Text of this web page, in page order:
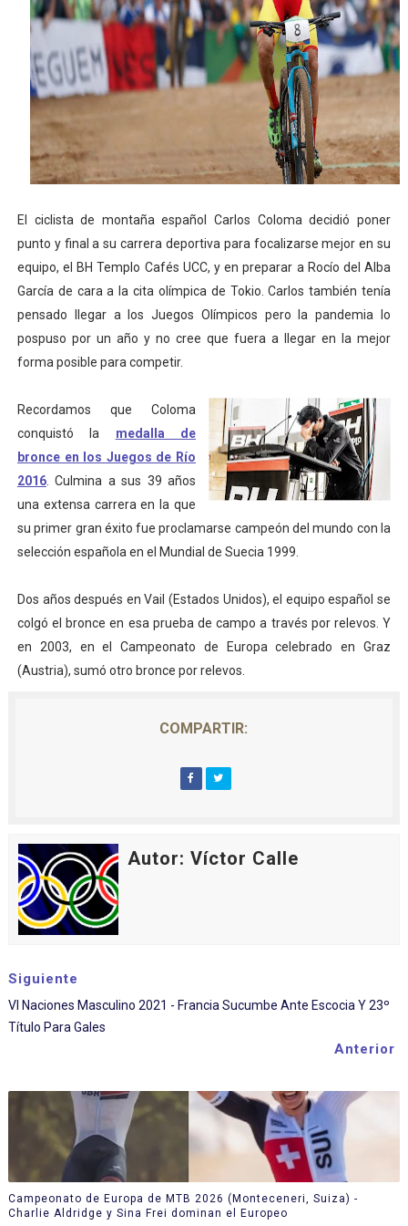
Tour de Francia masculino 2026 - Tadej Pogacar
Mundial de Fórmula 1 2026 - Lando Norris consigue
Campeonato de Europa de saltos 2026 (París,
Tour de Francia femenino 2026 - Etapa 6
Women's Pro Baseball League 2026
El ciclista de montaña español Carlos Coloma decidió poner
punto y final a su carrera deportiva para focalizarse mejor en su
equipo, el BH Templo Cafés UCC, y en preparar a Rocío del Alba
García de cara a la cita olímpica de Tokio. Carlos también tenía
pensado llegar a los Juegos Olímpicos pero la pandemia lo
pospuso por un año y no cree que fuera a llegar en la mejor
forma posible para competir.
Recordamos que Coloma
conquistó la medalla de
bronce en los Juegos de Río
2016. Culmina a sus 39 años
una extensa carrera en la que
su primer gran éxito fue proclamarse campeón del mundo con la
selección española en el Mundial de Suecia 1999.
Dos años después en Vail (Estados Unidos), el equipo español se
colgó el bronce en esa prueba de campo a través por relevos. Y
en 2003, en el Campeonato de Europa celebrado en Graz
(Austria), sumó otro bronce por relevos.
COMPARTIR:
Autor: Víctor Calle
Siguiente
VI Naciones Masculino 2021 - Francia Sucumbe Ante Escocia Y 23º
Título Para Gales
Anterior
Campeonato de Europa de MTB 2026 (Monteceneri, Suiza) -
Charlie Aldridge y Sina Frei dominan el Europeo